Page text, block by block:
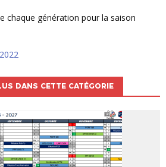
DANS CETTE CATÉGORIE